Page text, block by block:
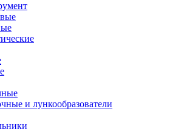
и лункообразователи